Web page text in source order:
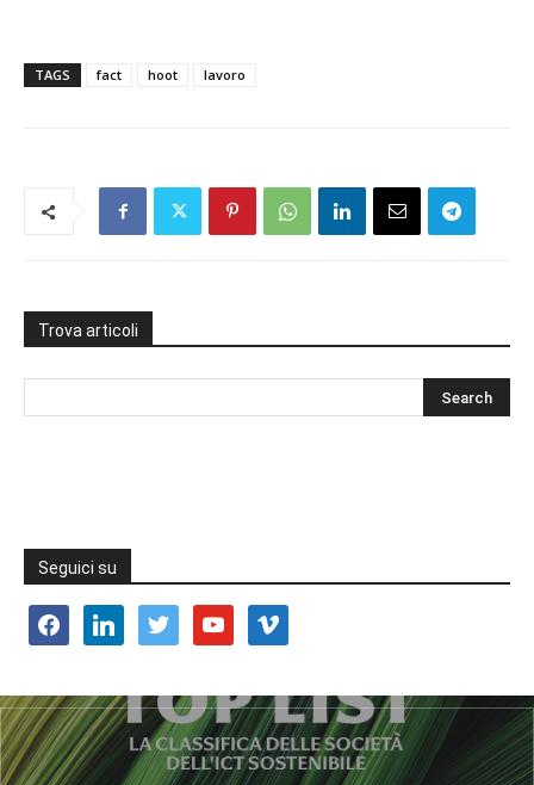
TAGS fact hoot lavoro
Trova articoli
Seguici su
facebooklinkedin twitter youtube vimeo